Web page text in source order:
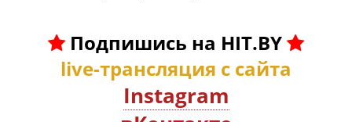
Подпишись на HIT.BY
live-трансляция с сайта
Instagram